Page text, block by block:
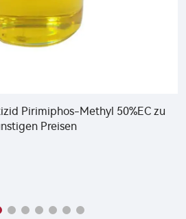
Pirimiphos-Methyl 50%EC zu
Preisen